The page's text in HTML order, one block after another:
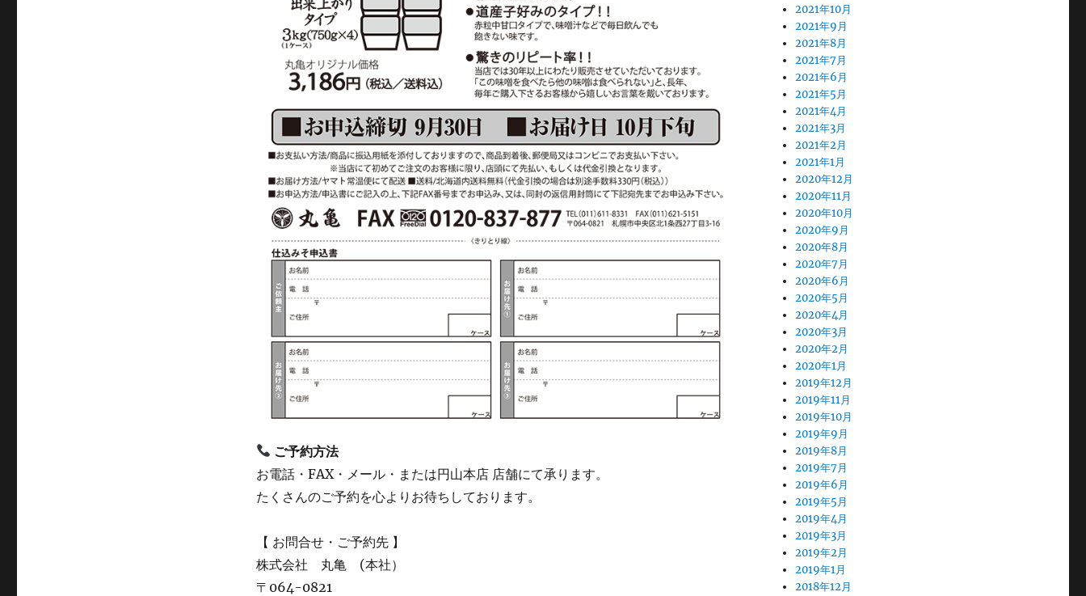
ご予約方法
お電話・FAX・メール・または円山本店 店舗にて承ります。
たくさんのご予約を心よりお待ちしております。
【 お問合せ・ご予約先 】
株式会社 丸亀 (本社）
〒064-0821
2021年10月
2021年9月
2021年8月
2021年7月
2021年6月
2021年5月
2021年4月
2021年3月
2021年2月
2021年1月
2020年12月
2020年11月
2020年10月
2020年9月
2020年8月
2020年7月
2020年6月
2020年5月
2020年4月
2020年3月
2020年2月
2020年1月
2019年12月
2019年11月
2019年10月
2019年9月
2019年8月
2019年7月
2019年6月
2019年5月
2019年4月
2019年3月
2019年2月
2019年1月
2018年12月